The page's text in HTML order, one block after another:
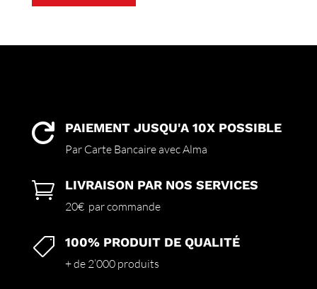
 PAIEMENT JUSQU'A 10X POSSIBLE
Par Carte Bancaire avec Alma
 LIVRAISON PAR NOS SERVICES
20€ par commande
 100% PRODUIT DE QUALITÉ
+ de 2’000 produits